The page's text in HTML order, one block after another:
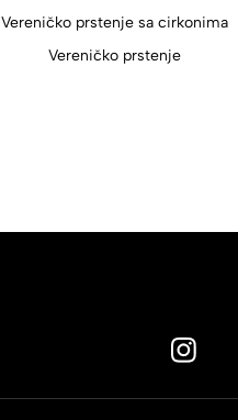
Vereničko prstenje sa cirkonima
Vereničko prstenje